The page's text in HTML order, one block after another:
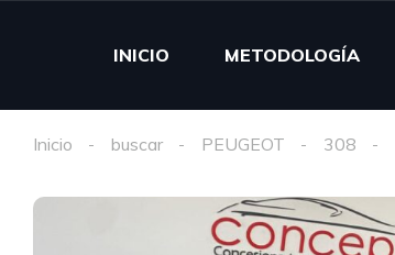
INICIO METODOLOGÍA
Inicio buscar PEUGEOT 308